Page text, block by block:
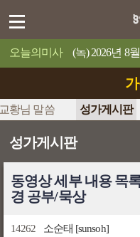
오늘의미사 (녹) 2026년 8월 9일 (일
황님 말씀 성가게시판
성가게시판
동영상 세부 내용 목
경 공부/묵상
14262 소순태 [sunsoh]